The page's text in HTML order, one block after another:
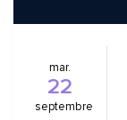
mar.
22
septembre
Envoyer
Envoyer